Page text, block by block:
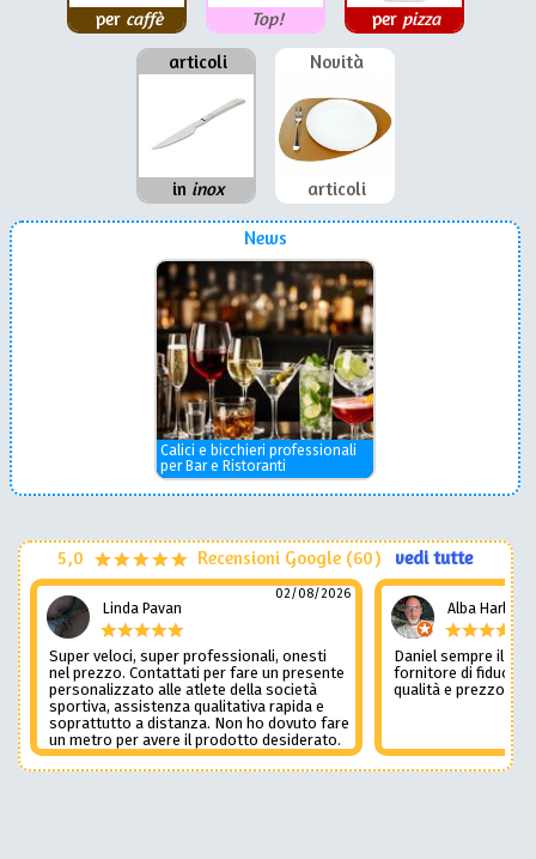
per caffè Top! per pizza
articoli
in inox
Novità
articoli
News
Calici e bicchieri professionali
per Bar e Ristoranti
5,0 Recensioni Google (60) vedi tutte
Linda Pavan
02/08/2026
Super veloci, super professionali, onesti
nel prezzo. Contattati per fare un presente
personalizzato alle atlete della società
sportiva, assistenza qualitativa rapida e
soprattutto a distanza. Non ho dovuto fare
un metro per avere il prodotto desiderato.
Una assistenza del genere è rara e
preziosa. Credo li contatterò ancora in
Alba Harley
Daniel sempre il
fornitore di fiducia
qualità e prezzo